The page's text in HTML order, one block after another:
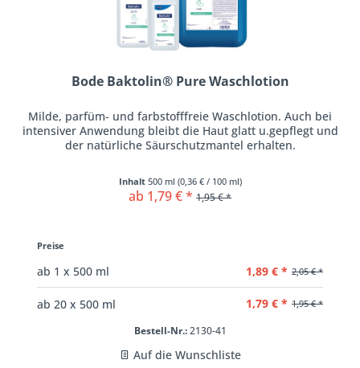
Bode Baktolin® Pure Waschlotion
Milde, parfüm- und farbstofffreie Waschlotion. Auch bei
intensiver Anwendung bleibt die Haut glatt u.gepflegt und
der natürliche Säurschutzmantel erhalten.
Inhalt 500 ml (0,36 €/ 100 ml)
ab 1,79 € * 1,95 € *
Preise
ab 1x 500 ml 1,89 € * 2,05 € *
ab 20x 500 ml 1,79 € * 1,95 € *
Bestell-Nr.:2130-41
Auf die Wunschliste